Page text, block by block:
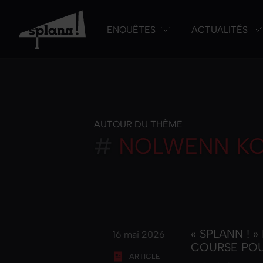
ENQUÊTES ACTUALITÉS
AUTOUR DU THÈME
NOLWENN
16 mai 2026
ARTICLE
« SPLANN !
COURSE